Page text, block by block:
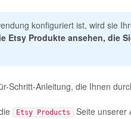
konfiguriert ist, wird sie
Etsy Produkte ansehen, die
Schritt-Anleitung, die Ihnen
Etsy Products Seite unserer